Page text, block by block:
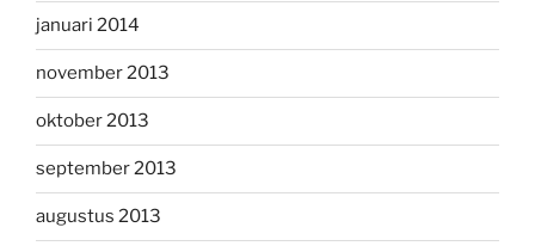
januari 2014
november 2013
oktober 2013
september 2013
augustus 2013